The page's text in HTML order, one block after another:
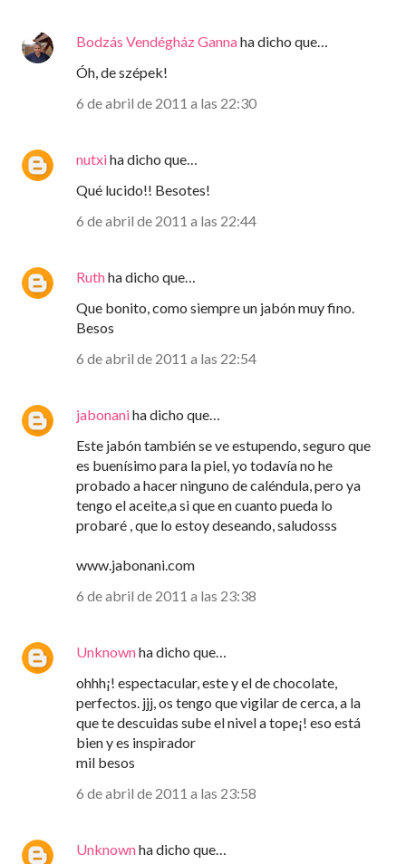
Bodzás Vendégház Gannaha dicho que…
Óh, de szépek!
6 de abril de 2011 a las 22:30
nutxiha dicho que…
Qué lucido!! Besotes!
6 de abril de 2011 a las 22:44
Ruthha dicho que…
Que bonito, como siempre un jabón muy fino.
Besos
6 de abril de 2011 a las 22:54
jabonaniha dicho que…
Este jabón también se ve estupendo, seguro que
es buenísimo para la piel, yo todavía no he
probado a hacer ninguno de caléndula, pero ya
tengo el aceite,a si que en cuanto pueda lo
probaré , que lo estoy deseando, saludosss
www.jabonani.com
6 de abril de 2011 a las 23:38
Unknownha dicho que…
ohhh¡! espectacular, este y el de chocolate,
perfectos. jjj, os tengo que vigilar de cerca, a la
que te descuidas sube el nivel a tope¡! eso está
bien y es inspirador
mil besos
6 de abril de 2011 a las 23:58
Unknownha dicho que…